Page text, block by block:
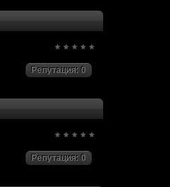
(14 октября 2017 - 08:33)
(12 октября 2017 - 03:29)
Репутация: 0
Репутация: 0